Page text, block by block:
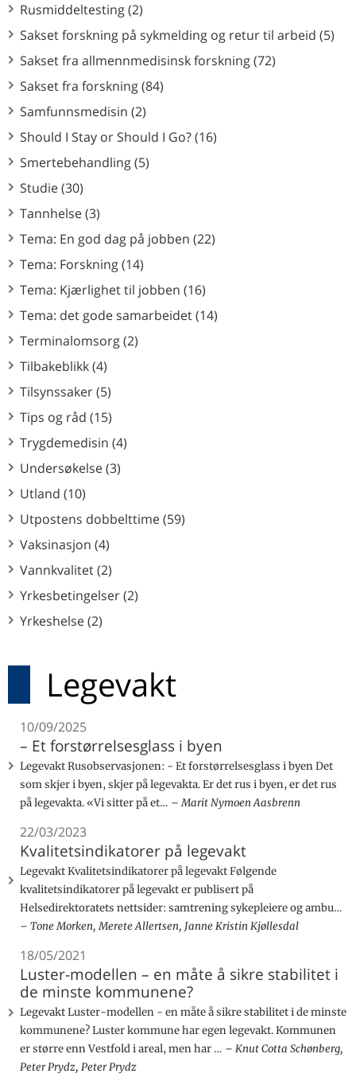
Rusmiddeltesting (2)
Sakset forskning på sykmelding og retur til arbeid (5)
Sakset fra allmennmedisinsk forskning (72)
Sakset fra forskning (84)
Samfunnsmedisin (2)
Should I Stay or Should I Go? (16)
Smertebehandling (5)
Studie (30)
Tannhelse (3)
Tema: En god dag på jobben (22)
Tema: Forskning (14)
Tema: Kjærlighet til jobben (16)
Tema: det gode samarbeidet (14)
Terminalomsorg (2)
Tilbakeblikk (4)
Tilsynssaker (5)
Tips og råd (15)
Trygdemedisin (4)
Undersøkelse (3)
Utland (10)
Utpostens dobbelttime (59)
Vaksinasjon (4)
Vannkvalitet (2)
Yrkesbetingelser (2)
Yrkeshelse (2)
Legevakt
10/09/2025
– Et forstørrelsesglass i byen
Legevakt Rusobservasjonen: - Et forstørrelsesglass i byen Det
som skjer i byen, skjer på legevakta. Er det rus i byen, er det rus
på legevakta. «Vi sitter på et…
Marit Nymoen Aasbrenn
22/03/2023
Kvalitetsindikatorer på legevakt
Legevakt Kvalitetsindikatorer på legevakt Følgende
kvalitetsindikatorer på legevakt er publisert på
Helsedirektoratets nettsider: samtrening sykepleiere og ambu…
Tone Morken, Merete Allertsen, Janne Kristin Kjøllesdal
18/05/2021
Luster-modellen – en måte å sikre stabilitet i
de minste kommunene?
Legevakt Luster-modellen - en måte å sikre stabilitet i de minste
kommunene? Luster kommune har egen legevakt. Kommunen
er større enn Vestfold i areal, men har …
Knut Cotta Schønberg,
Peter Prydz, Peter Prydz